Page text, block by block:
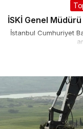
İSKİ Genel
İstanbul Cumhuriyet